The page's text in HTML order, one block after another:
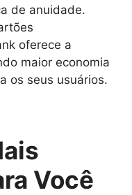
de anuidade.
oferece a
maior economia
os seus usuários.
Você